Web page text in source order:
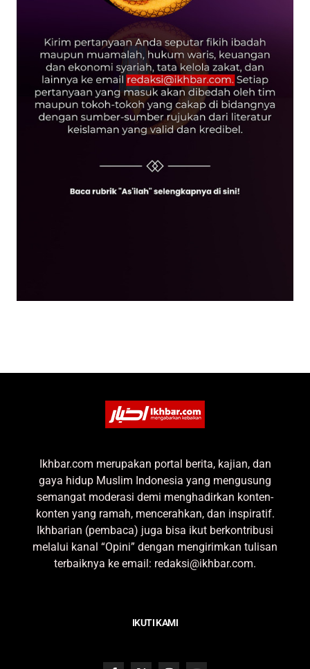
Ikhbar.com merupakan portal berita, kajian, dan
gaya hidup Muslim Indonesia yang mengusung
semangat moderasi demi menghadirkan konten-
konten yang ramah, mencerahkan, dan inspiratif.
Ikhbarian (pembaca) juga bisa ikut berkontribusi
melalui kanal “Opini” dengan mengirimkan tulisan
terbaiknya ke email: redaksi@ikhbar.com.
IKUTI KAMI